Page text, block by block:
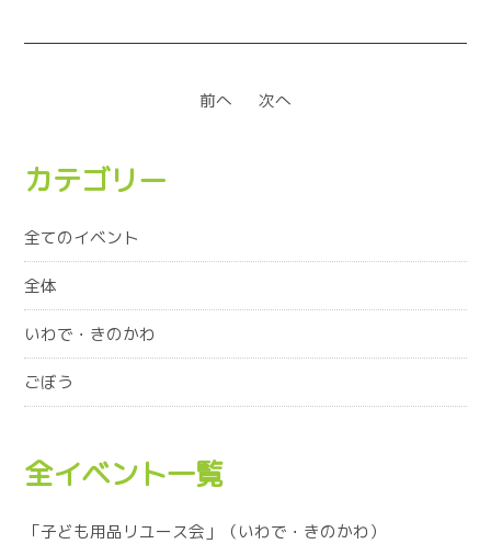
前へ 次へ
カテゴリー
全てのイベント
全体
いわで・きのかわ
ごぼう
全イベント一覧
「子ども用品リユース会」（いわで・きのかわ）